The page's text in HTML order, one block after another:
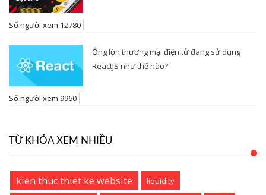
Số người xem 12780
Ông lớn thương mại điện tử đang sử dụng
ReactJS như thế nào?
Số người xem 9960
TỪ KHÓA XEM NHIỀU
kien thuc thiet ke website liquidity